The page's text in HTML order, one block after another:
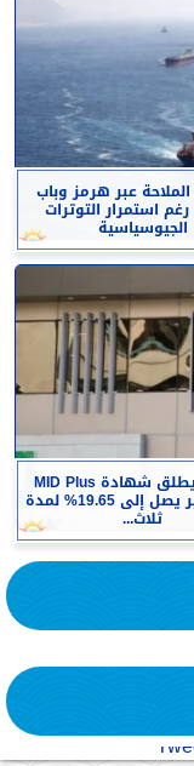
عبر هرمز وباب
استمرار التوترات
الجيوسياسية
ميدبنك يطلق شهادة MID Plus
بعائد متغير يصل إلى 19.65% لمدة
ثلاث...